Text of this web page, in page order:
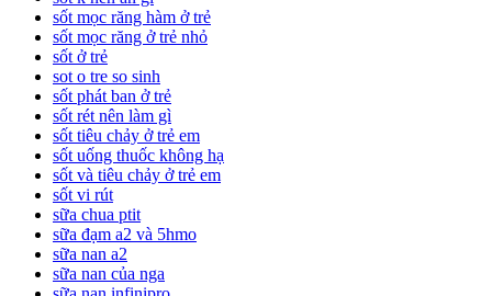
sốt mọc răng hàm ở trẻ
sốt mọc răng ở trẻ nhỏ
sốt ở trẻ
sot o tre so sinh
sốt phát ban ở trẻ
sốt rét nên làm gì
sốt tiêu chảy ở trẻ em
sốt uống thuốc không hạ
sốt và tiêu chảy ở trẻ em
sốt vi rút
sữa chua ptit
sữa đạm a2 và 5hmo
sữa nan a2
sữa nan của nga